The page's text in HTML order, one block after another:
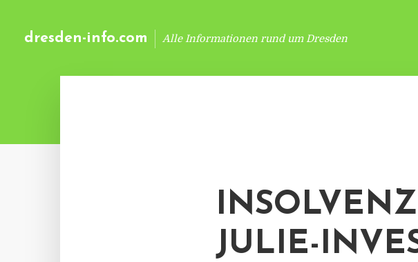
dresden-info.com Alle Informationen rund um Dresden
JULIE-